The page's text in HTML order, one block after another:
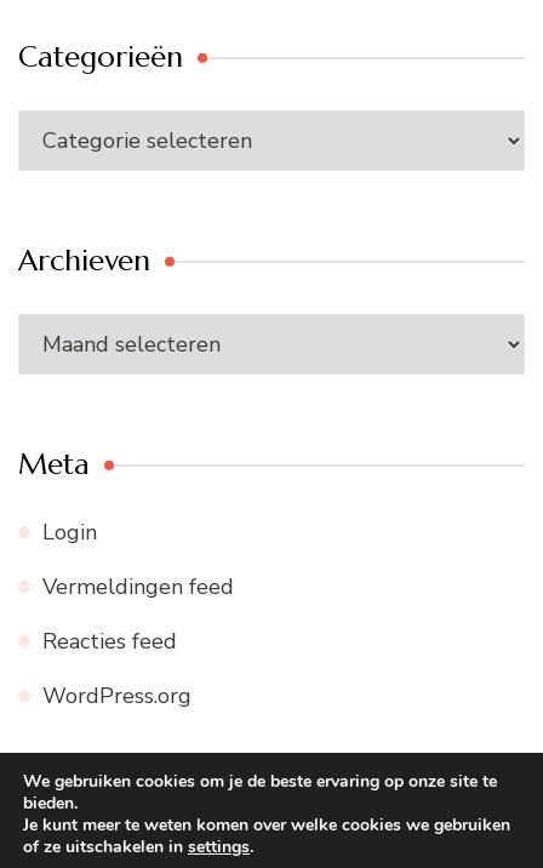
Categorieën
Categorieën
Archieven
Archieven
Meta
Login
Vermeldingen feed
Reacties feed
WordPress.org
© Copyright 2026WWW.FIJNE-RECEPTEN.NL. Alle
rechten voorbehouden.Blossom Recipe | Ontwikkeld door
We gebruiken cookies om je de beste ervaring op onze site te
bieden.
Je kunt meer te weten komen over welke cookies we gebruiken
of ze uitschakelen in settings.